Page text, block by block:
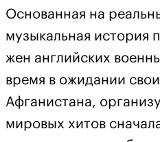
Основанная на
музыкальная история
жен английских
время в ожидании
Афганистана,
мировых хитов